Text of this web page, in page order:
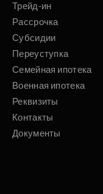
Трейд-ин
Рассрочка
Субсидии
Переуступка
Семейная ипотека
Военная ипотека
Реквизиты
Контакты
Документы